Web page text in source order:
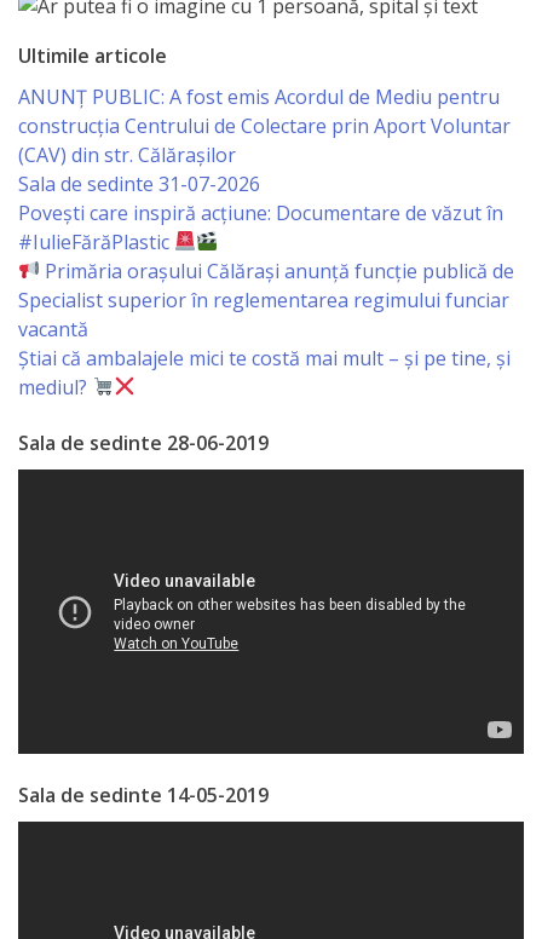
Investiţiilor
Serviciul
de
Colectare
a
Impozitelor
şi
Taxelor
Locale
Serviciul
în
Reglementarea
Serviciul
Publicul
Ultimile articole
ANUNȚ PUBLIC: A fost emis Acordul de Mediu pentru
construcția Centrului de Colectare prin Aport Voluntar
(CAV) din str. Călărașilor
Sala de sedinte 31-07-2026
Povești care inspiră acțiune: Documentare de văzut în
#IulieFărăPlastic
Primăria orașului Călărași anunță funcție publică de
Specialist superior în reglementarea regimului funciar
vacantă
Știai că ambalajele mici te costă mai mult – și pe tine, și
mediul?
Sala de sedinte 28-06-2019
Sala de sedinte 14-05-2019